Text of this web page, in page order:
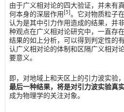
由于广义相对论的四大验证，并未有
何本身的深层作用 [5]。它对物质粒子
认为是其中引力作用造成的结果，并
种观点在广义相对论研究中，一直存
结果的如上分析，可以得到判定性的
认广义相对论的体制和区隔广义相对
要意义。
即，对地域上和天区上的引力波实验
最后一种结果，将是对引力波实验真
成为物理学的关注对象。